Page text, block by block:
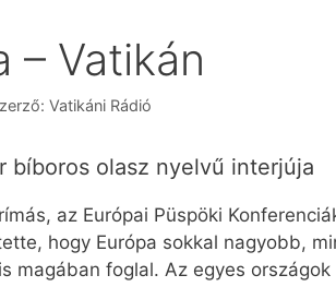
– Vatikán
Vatikáni Rádió
bíboros olasz nyelvű interjúja
az Európai Püspöki
hogy Európa sokkal nagyobb,
magában foglal. Az egyes